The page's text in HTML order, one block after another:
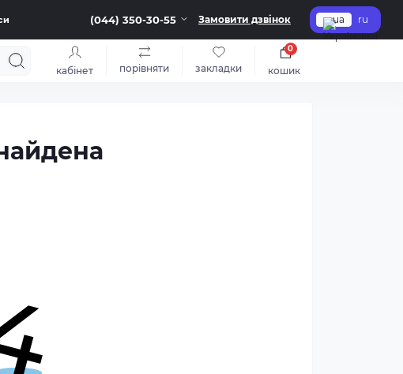
(044) 350-30-55 Замовити дзвінок ua ru
кабінет порівняти закладки кошик
0